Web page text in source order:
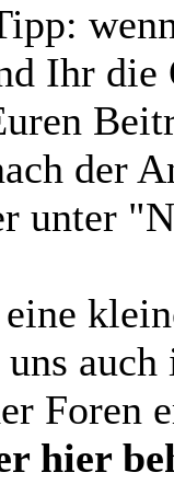
Ihr
der
unter
Foren
hier